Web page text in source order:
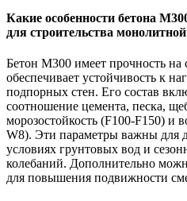
Какие особенности бетона
для строительства
Бетон М300 имеет прочность
обеспечивает устойчивость к
подпорных стен. Его состав
соотношение цемента, песка,
морозостойкость (F100-F150) и
W8). Эти параметры важны для
условиях грунтовых вод и
колебаний. Дополнительно
для повышения подвижности